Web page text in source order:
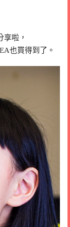
啦，
也買得到了。